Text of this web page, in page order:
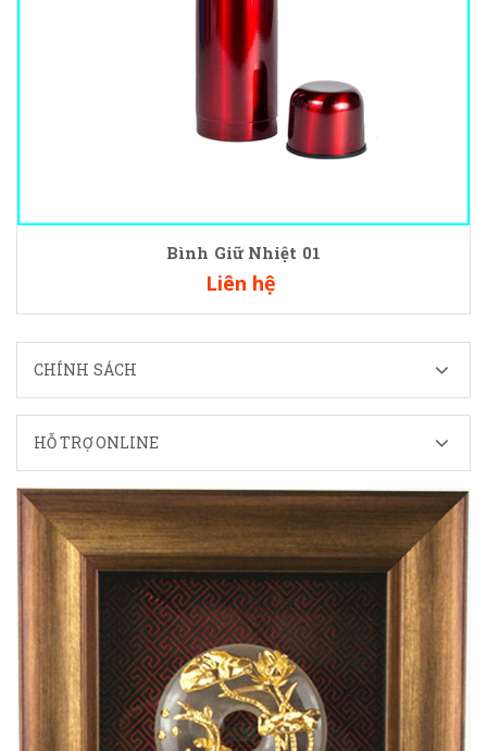
Bình Giữ Nhiệt 01
Liên hệ
CHÍNH SÁCH
HỖ TRỢ ONLINE